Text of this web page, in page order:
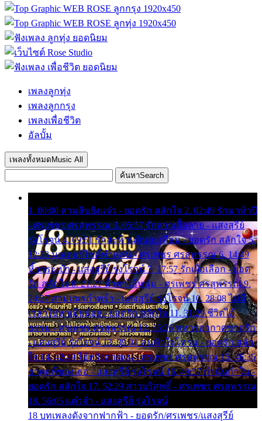
เพลงลูกทุ่ง
เพลงลูกกรุง
เพลงเพื่อชีวิต
อัลบั้ม
เพลงทั้งหมด Music All
ค้นหาSearch
1. 00:00 สามสิบยังแจ๋ว - ยอดรัก สลักใจ 2. 02:49 รักมาห้าปี
- ศรเพชร ศรสุพรรณ 3. 05:57 รักสาวเสื้อลาย - แสงสุรีย์
รุ่งโรจน์ 4. 09:51 รักสะท้านดินสะเทือน - ยอดรัก สลักใจ 5.
12:23 มอเตอร์ไซค์ทำหล่น - ศรเพชร ศรสุพรรณ 6. 14:49
หิ้วกระเป๋า - แสงสุรีย์ รุ่งโรจน์ 7. 17:57 รักเผื่อเลือก - ยอด
รัก สลักใจ 8. 21:21 น้ำตาไอ้หนุ่ม - ศรเพชร ศรสุพรรณ 9.
24:27 สามเณรกำพร้า - แสงสุรีย์ รุ่งโรจน์ 10. 28:08 ไม่มี
เวลาไปหาเมียน้อย - ยอดรัก สลักใจ 11. 31:29 ชีวิตไอ้
ธรรม - ศรเพชร ศรสุพรรณ 12. 35:26 ทหารอากาศขาดรัก
- แสงสุรีย์ รุ่งโรจน์ 13. 39:01 คนหัวใจโทรม - ยอดรัก สลัก
ใจ 14. 42:49 ไอ้หวังตายแน่ - ศรเพชร ศรสุพรรณ 15. 46:35
ธาตุแท้ของเธอ - แสงสุรีย์ รุ่งโรจน์ 16. 49:57 กำนันกำใน -
ยอดรัก สลักใจ 17. 52:29 สาวบริสุทธิ์ - ศรเพชร ศรสุพรรณ
18. 56:05 แต๋วจ๋า - แสงสุรีย์ รุ่งโรจน์
18 บทเพลงดังจากฟากฟ้า - ยอดรัก/ศรเพชร/แสงสุรีย์